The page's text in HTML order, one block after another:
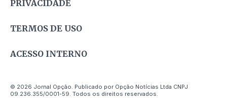
PRIVACIDADE
TERMOS DE USO
ACESSO INTERNO
© 2026 Jornal Opção. Publicado por Opção Notícias Ltda CNPJ
09.236.355/0001-59. Todos os direitos reservados.